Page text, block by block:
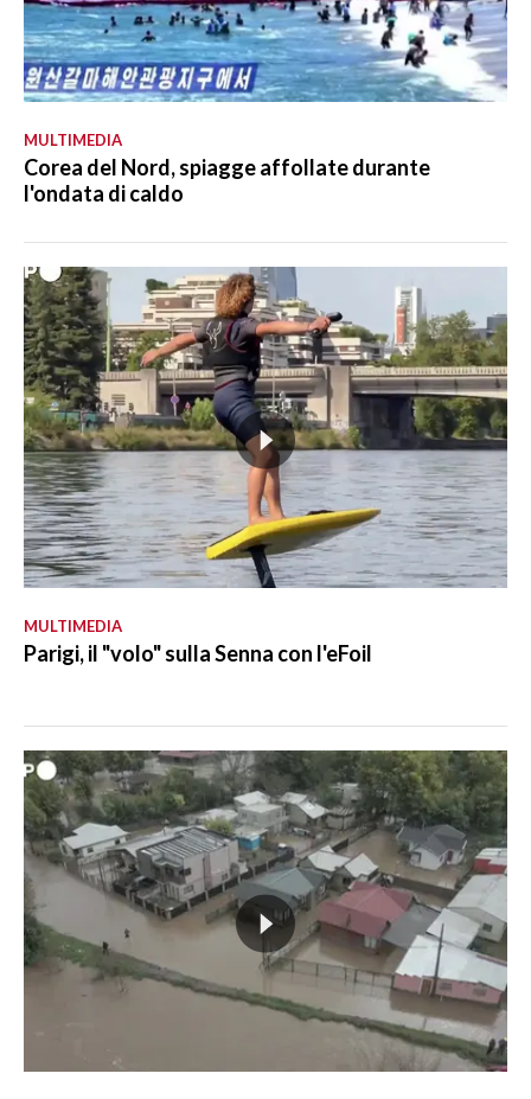
MULTIMEDIA
Corea del Nord, spiagge affollate durante
l'ondata di caldo
MULTIMEDIA
Parigi, il "volo" sulla Senna con l'eFoil